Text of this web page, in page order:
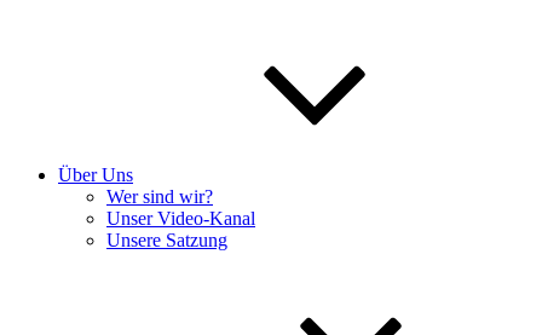
Über Uns
Wer sind wir?
Unser Video-Kanal
Unsere Satzung